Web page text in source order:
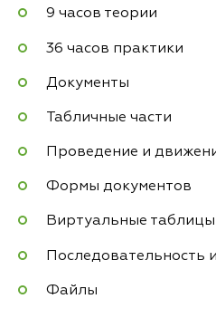
9 часов теории
36 часов практики
Документы
Табличные части
Проведение и
Формы документов
Виртуальные таблицы
Последовательность
Файлы